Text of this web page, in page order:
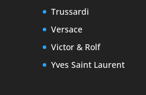
Trussardi
Versace
Victor & Rolf
Yves Saint Laurent